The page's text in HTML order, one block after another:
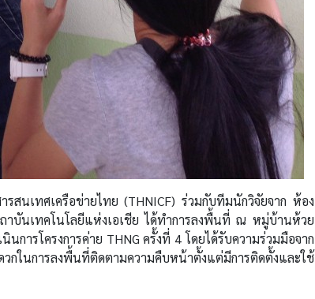
นเทศเครือข่ายไทย (THNICF) ร่วมกับทีมนักวิจัยจาก ห้อง
าบันเทคโนโลยีแห่งเอเชีย ได้ทำการลงพื้นที่ ณ หมู่บ้านห้วย
การโครงการค่าย THNG ครั้งที่ 4 โดยได้รับความร่วมมือจาก
กในการลงพื้นที่ติดตามความคืบหน้าตั้งแต่มีการติดตั้งและใช้